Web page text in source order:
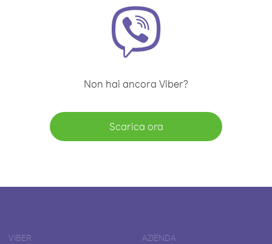
Non hai ancora Viber?
Scarica ora
VIBER AZIENDA